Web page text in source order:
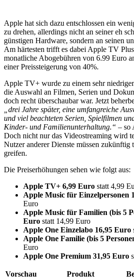
Apple hat sich dazu entschlossen ein
zu drehen, allerdings nicht an seiner eh
günstigen Hardware, sondern an seinen
Am härtesten trifft es dabei Apple TV
monatliche Abogebühren von 6.99 Euro
einer Preissteigerung von 40%.
Apple TV+ wurde zu einem sehr
die Auswahl an Filmen, Serien und
doch recht überschaubar war. Jetzt
„drei Jahre später, eine umfangreiche
und viel beachteten Serien, Spielfilmen
Kinder- und Familienunterhaltung.“ – so
Doch nicht nur das Videostreaming wird
Nutzer anderer Dienste müssen zukünftig
greifen.
Die Preiserhöhungen sehen wie folgt aus:
Apple TV+ 6,99 Euro statt 4,99
Apple Music für Einzelpersonen
Euro
Apple Music für Familien (bis 5
Euro statt 14,99 Euro
Apple One Einzelabo 16,95 Euro
Apple One Familie (bis 5
Euro
Apple One Premium 31,95 Euro
Vorschau Produkt